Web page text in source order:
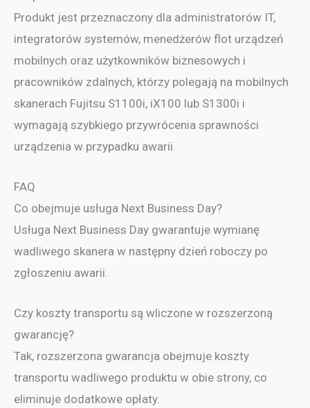
Produkt jest przeznaczony dla administratorów IT,
integratorów systemów, menedżerów flot urządzeń
mobilnych oraz użytkowników biznesowych i
pracowników zdalnych, którzy polegają na mobilnych
skanerach Fujitsu S1100i, iX100 lub S1300i i
wymagają szybkiego przywrócenia sprawności
urządzenia w przypadku awarii.
FAQ
Co obejmuje usługa Next Business Day?
Usługa Next Business Day gwarantuje wymianę
wadliwego skanera w następny dzień roboczy po
zgłoszeniu awarii.
Czy koszty transportu są wliczone w rozszerzoną
gwarancję?
Tak, rozszerzona gwarancja obejmuje koszty
transportu wadliwego produktu w obie strony, co
eliminuje dodatkowe opłaty.